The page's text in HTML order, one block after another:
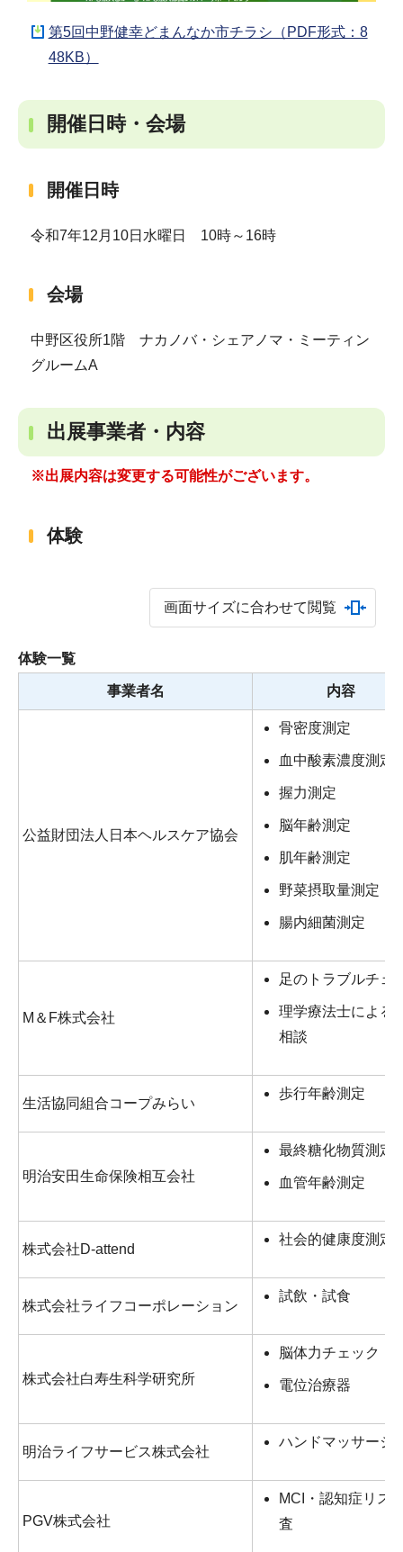
第5回中野健幸どまんなか市チラシ（PDF形式：8
48KB）
開催日時・会場
開催日時
令和7年12月10日水曜日 10時～16時
会場
中野区役所1階 ナカノバ・シェアノマ・ミーティン
グルームA
出展事業者・内容
※出展内容は変更する可能性がございます。
体験
画面サイズに合わせて閲覧
体験一覧
事業者名 内容
公益財団法人日本ヘルスケア協会
骨密度測定
血中酸素濃度測定
握力測定
脳年齢測定
肌年齢測定
野菜摂取量測定
腸内細菌測定
M＆F株式会社
足のトラブルチェ
理学療法士による
相談
生活協同組合コープみらい
歩行年齢測定
明治安田生命保険相互会社
最終糖化物質測定
血管年齢測定
株式会社D-attend
社会的健康度測定
株式会社ライフコーポレーション
試飲・試食
株式会社白寿生科学研究所
脳体力チェック
電位治療器
明治ライフサービス株式会社
ハンドマッサージ
PGV株式会社
MCI・認知症リス
査